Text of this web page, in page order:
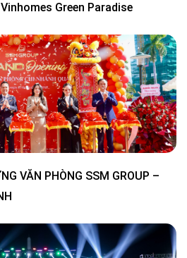
Green Paradise
VĂN PHÒNG SSM GROUP –